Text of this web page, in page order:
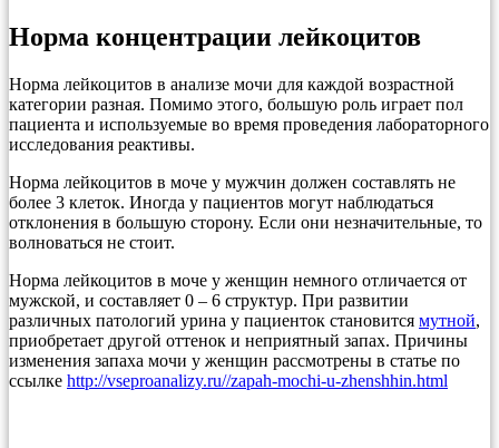
Норма концентрации лейкоцитов
Норма лейкоцитов в анализе мочи для каждой возрастной
категории разная. Помимо этого, большую роль играет пол
пациента и используемые во время проведения лабораторного
исследования реактивы.
Норма лейкоцитов в моче у мужчин должен составлять не
более 3 клеток. Иногда у пациентов могут наблюдаться
отклонения в большую сторону. Если они незначительные, то
волноваться не стоит.
Норма лейкоцитов в моче у женщин немного отличается от
мужской, и составляет 0 – 6 структур. При развитии
различных патологий урина у пациенток становится мутной,
приобретает другой оттенок и неприятный запах. Причины
изменения запаха мочи у женщин рассмотрены в статье по
ссылке http://vseproanalizy.ru//zapah-mochi-u-zhenshhin.html